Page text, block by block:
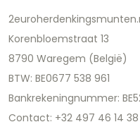
Korenbloemstraat 13
8790 Waregem (België)
BTW: BE0677 538 961
Bankrekeningnummer:
Contact: +32 497 46 14 38